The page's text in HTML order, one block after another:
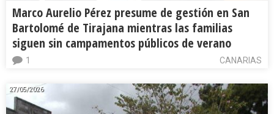
Marco Aurelio Pérez presume de gestión en San
Bartolomé de Tirajana mientras las familias
siguen sin campamentos públicos de verano
CANARIAS
1
27/05/2026